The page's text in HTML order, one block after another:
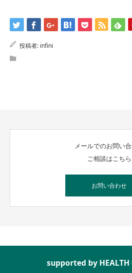
投稿者: infini
メールでのお問い
ご相談はこちら
お問い合わせ
supported by HEALTH